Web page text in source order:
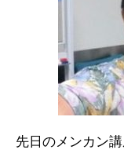
先日のメンカン